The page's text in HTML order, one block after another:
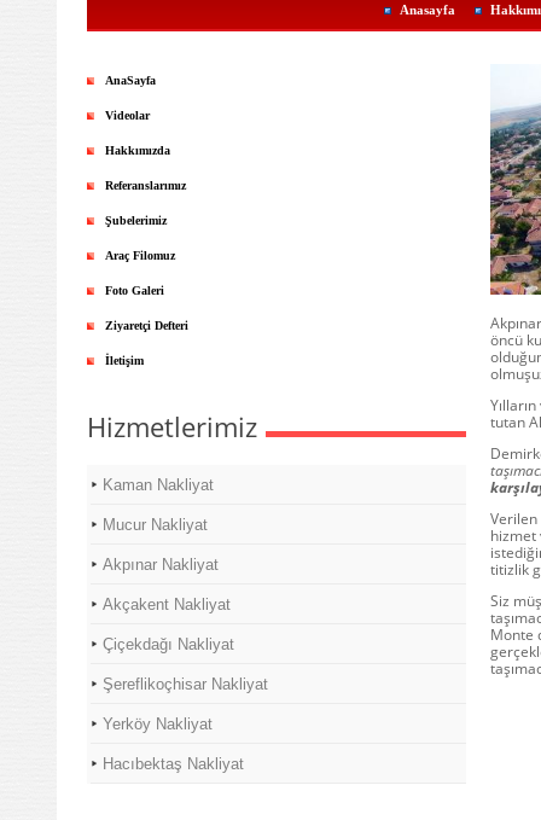
Anasayfa
AnaSayfa
Videolar
Hakkımızda
Referanslarımız
Şubelerimiz
Araç Filomuz
Foto Galeri
Ziyaretçi Defteri
İletişim
Hizmetlerimiz
Kaman Nakliyat
Mucur Nakliyat
Akpınar Nakliyat
Akçakent Nakliyat
Çiçekdağı Nakliyat
Şereflikoçhisar Nakliyat
Yerköy Nakliyat
Hacıbektaş Nakliyat
öncü
tutan
hizmet
titizlik
Siz
Monte